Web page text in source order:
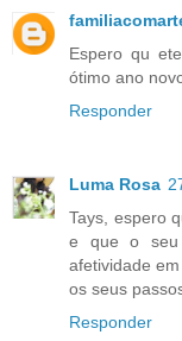
Espero qu
ótimo ano
Responder
Luma Rosa
Tays, espero
e que o seu
afetividade
os seus
Responder